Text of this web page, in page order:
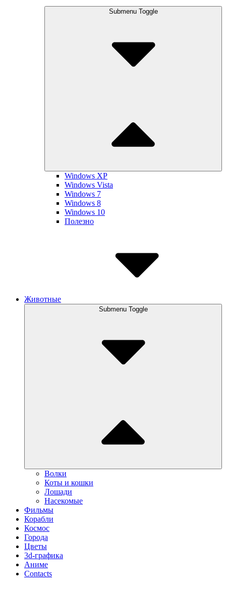
Submenu Toggle
Windows XP
Windows Vista
Windows 7
Windows 8
Windows 10
Полезно
Животные
Submenu Toggle
Волки
Коты и кошки
Лошади
Насекомые
Фильмы
Корабли
Космос
Города
Цветы
3d-графика
Аниме
Contacts